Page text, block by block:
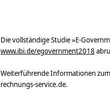
Die vollständige Studie »E-
www.ibi.de/egovernment2018
Weiterführende Informationen
rechnungs-service.de.